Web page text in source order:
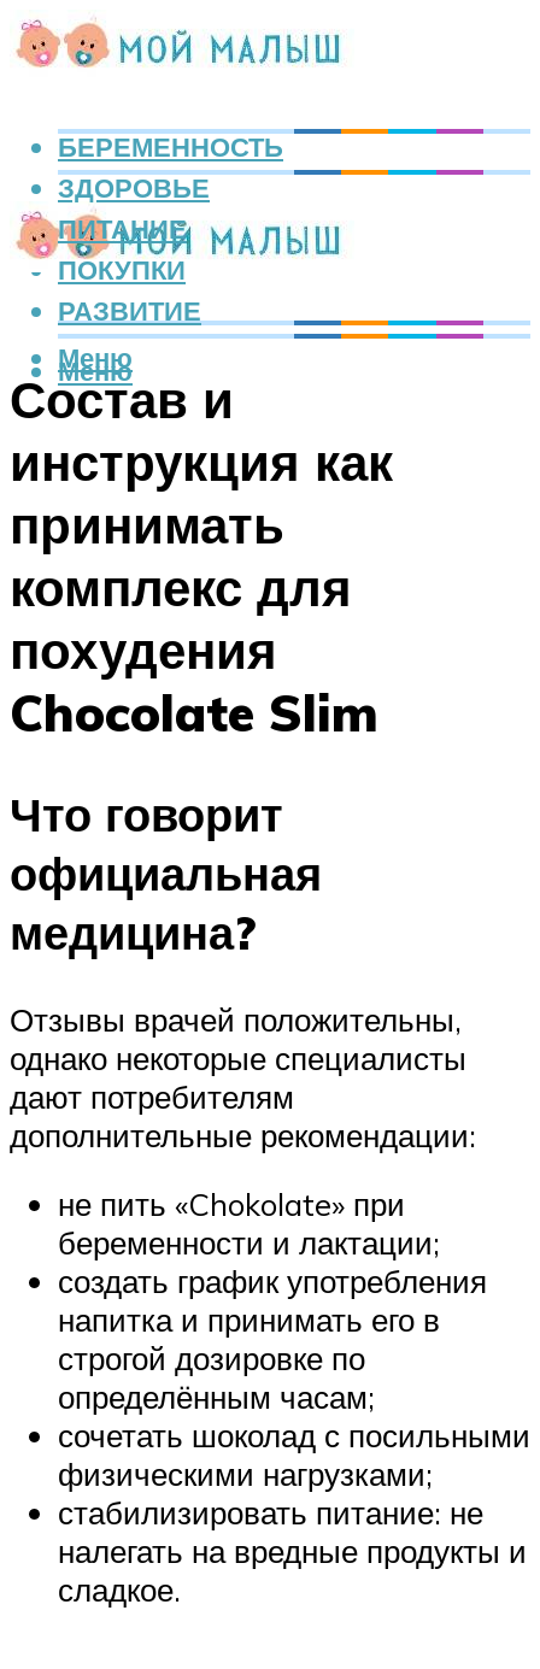
БЕРЕМЕННОСТЬ
ЗДОРОВЬЕ
ПИТАНИЕ
ПОКУПКИ
РАЗВИТИЕ
Меню
Меню
Состав и
инструкция как
принимать
комплекс для
похудения
Chocolate Slim
Что говорит
официальная
медицина?
Отзывы врачей положительны,
однако некоторые специалисты
дают потребителям
дополнительные рекомендации:
не пить «Chokolate» при
беременности и лактации;
создать график употребления
напитка и принимать его в
строгой дозировке по
определённым часам;
сочетать шоколад с посильными
физическими нагрузками;
стабилизировать питание: не
налегать на вредные продукты и
сладкое.